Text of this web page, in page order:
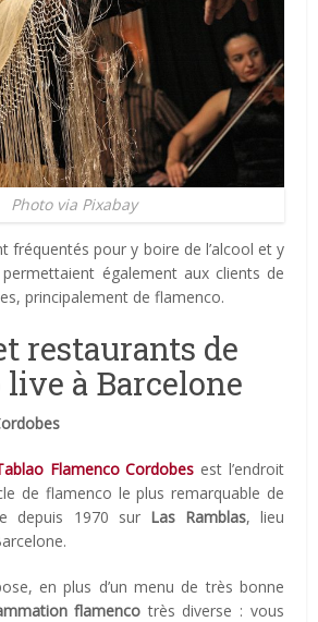
Photo via Pixabay
fréquentés pour y boire de l’alcool et y
également aux clients de
principalement de flamenco.
restaurants de
à Barcelone
Flamenco Cordobes est l’endroit
de flamenco le plus remarquable de
depuis 1970 sur Las Ramblas, lieu
en plus d’un menu de très bonne
flamenco très diverse : vous